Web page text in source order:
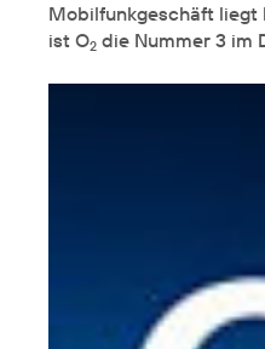
Mobilfunkgeschäft liegt
ist O2 die Nummer 3 im